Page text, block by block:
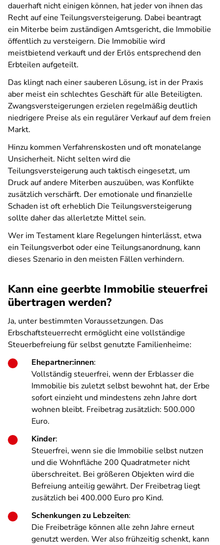
dauerhaft nicht einigen können, hat jeder von ihnen das
Recht auf eine Teilungsversteigerung. Dabei beantragt
ein Miterbe beim zuständigen Amtsgericht, die Immobilie
öffentlich zu versteigern. Die Immobilie wird
meistbietend verkauft und der Erlös entsprechend den
Erbteilen aufgeteilt.
Das klingt nach einer sauberen Lösung, ist in der Praxis
aber meist ein schlechtes Geschäft für alle Beteiligten.
Zwangsversteigerungen erzielen regelmäßig deutlich
niedrigere Preise als ein regulärer Verkauf auf dem freien
Markt.
Hinzu kommen Verfahrenskosten und oft monatelange
Unsicherheit. Nicht selten wird die
Teilungsversteigerung auch taktisch eingesetzt, um
Druck auf andere Miterben auszuüben, was Konflikte
zusätzlich verschärft. Der emotionale und finanzielle
Schaden ist oft erheblich Die Teilungsversteigerung
sollte daher das allerletzte Mittel sein.
Wer im Testament klare Regelungen hinterlässt, etwa
ein Teilungsverbot oder eine Teilungsanordnung, kann
dieses Szenario in den meisten Fällen verhindern.
Kann eine geerbte Immobilie steuerfrei
übertragen werden?
Ja, unter bestimmten Voraussetzungen. Das
Erbschaftsteuerrecht ermöglicht eine vollständige
Steuerbefreiung für selbst genutzte Familienheime:
Ehepartner:innen:
Vollständig steuerfrei, wenn der Erblasser die
Immobilie bis zuletzt selbst bewohnt hat, der Erbe
sofort einzieht und mindestens zehn Jahre dort
wohnen bleibt. Freibetrag zusätzlich: 500.000
Euro.
Kinder:
Steuerfrei, wenn sie die Immobilie selbst nutzen
und die Wohnfläche 200 Quadratmeter nicht
überschreitet. Bei größeren Objekten wird die
Befreiung anteilig gewährt. Der Freibetrag liegt
zusätzlich bei 400.000 Euro pro Kind.
Schenkungen zu Lebzeiten:
Die Freibeträge können alle zehn Jahre erneut
genutzt werden. Wer also frühzeitig schenkt, kann